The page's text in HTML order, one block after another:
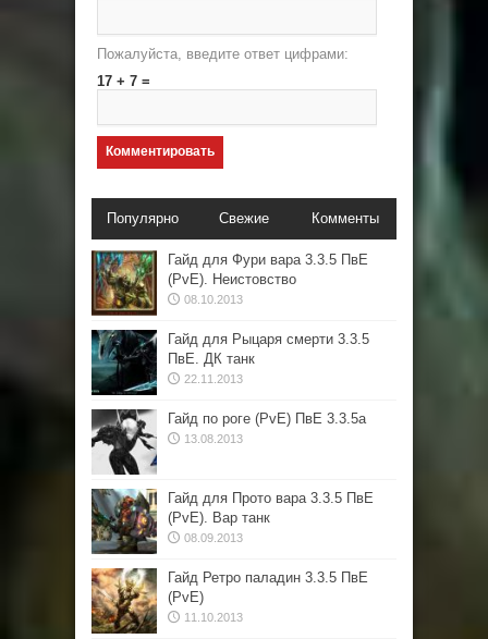
Пожалуйста, введите ответ цифрами:
17 + 7 =
Популярно Свежие Комменты
Гайд для Фури вара 3.3.5 ПвЕ
(PvE). Неистовство
08.10.2013
Гайд для Рыцаря смерти 3.3.5
ПвЕ. ДК танк
22.11.2013
Гайд по роге (PvE) ПвЕ 3.3.5а
13.08.2013
Гайд для Прото вара 3.3.5 ПвЕ
(PvE). Вар танк
08.09.2013
Гайд Ретро паладин 3.3.5 ПвЕ
(PvE)
11.10.2013